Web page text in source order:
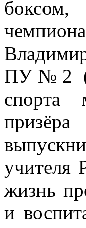
ПУ№2
спорта
учителя
жизнь
и